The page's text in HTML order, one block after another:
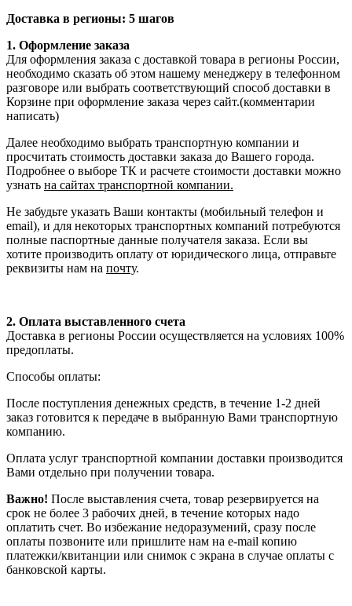
Доставка в регионы: 5 шагов
1. Оформление заказа
Для оформления заказа с доставкой товара в регионы России,
необходимо сказать об этом нашему менеджеру в телефонном
разговоре или выбрать соответствующий способ доставки в
Корзине при оформление заказа через сайт.(комментарии
написать)
Далее необходимо выбрать транспортную компании и
просчитать стоимость доставки заказа до Вашего города.
Подробнее о выборе ТК и расчете стоимости доставки можно
узнать на сайтах транспортной компании.
Не забудьте указать Ваши контакты (мобильный телефон и
email), и для некоторых транспортных компаний потребуются
полные паспортные данные получателя заказа. Если вы
хотите производить оплату от юридического лица, отправьте
реквизиты нам на почту.
2. Оплата выставленного счета
Доставка в регионы России осуществляется на условиях 100%
предоплаты.
Способы оплаты:
После поступления денежных средств, в течение 1-2 дней
заказ готовится к передаче в выбранную Вами транспортную
компанию.
Оплата услуг транспортной компании доставки производится
Вами отдельно при получении товара.
Важно! После выставления счета, товар резервируется на
срок не более 3 рабочих дней, в течение которых надо
оплатить счет. Во избежание недоразумений, сразу после
оплаты позвоните или пришлите нам на e-mail копию
платежки/квитанции или снимок с экрана в случае оплаты с
банковской карты.